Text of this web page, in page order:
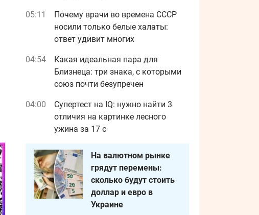
05:11
Почему врачи во времена СССР
носили только белые халаты:
ответ удивит многих
04:54
Какая идеальная пара для
Близнеца: три знака, с которыми
союз почти безупречен
04:00
Супертест на IQ: нужно найти 3
отличия на картинке лесного
ужина за 17 с
На валютном рынке
грядут перемены:
сколько будут стоить
доллар и евро в
Украине